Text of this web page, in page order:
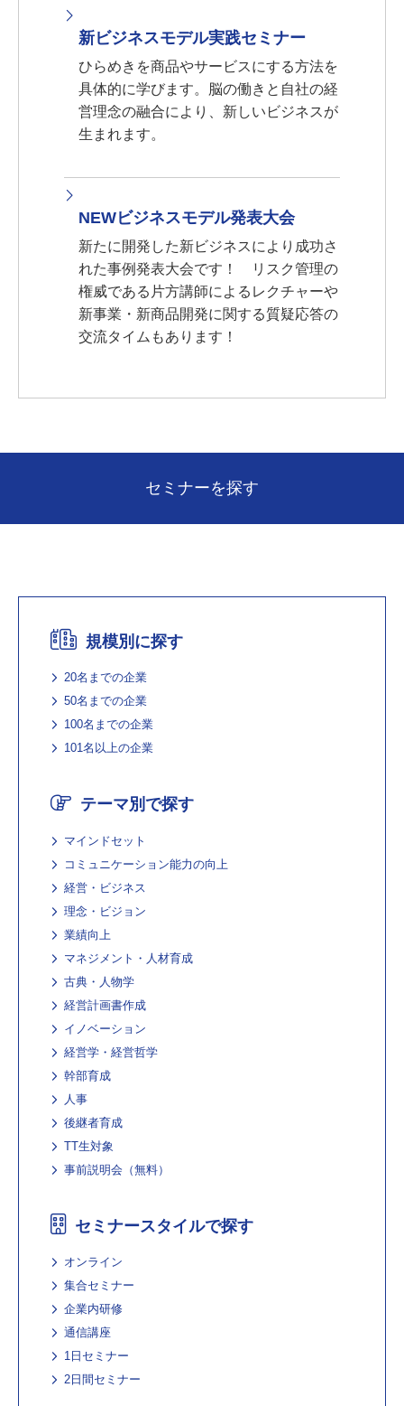
新ビジネスモデル実践セミナー
ひらめきを商品やサービスにする方法を
具体的に学びます。脳の働きと自社の経
営理念の融合により、新しいビジネスが
生まれます。
NEWビジネスモデル発表大会
新たに開発した新ビジネスにより成功さ
れた事例発表大会です！ リスク管理の
権威である片方講師によるレクチャーや
新事業・新商品開発に関する質疑応答の
交流タイムもあります！
セミナーを探す
規模別に探す
20名までの企業
50名までの企業
100名までの企業
101名以上の企業
テーマ別で探す
マインドセット
コミュニケーション能力の向上
経営・ビジネス
理念・ビジョン
業績向上
マネジメント・人材育成
古典・人物学
経営計画書作成
イノベーション
経営学・経営哲学
幹部育成
人事
後継者育成
TT生対象
事前説明会（無料）
セミナースタイルで探す
オンライン
集合セミナー
企業内研修
通信講座
1日セミナー
2日間セミナー